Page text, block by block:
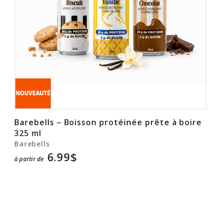
Barebells – Boisson protéinée prête à boire
325 ml
Barebells
à partir de 6.99$